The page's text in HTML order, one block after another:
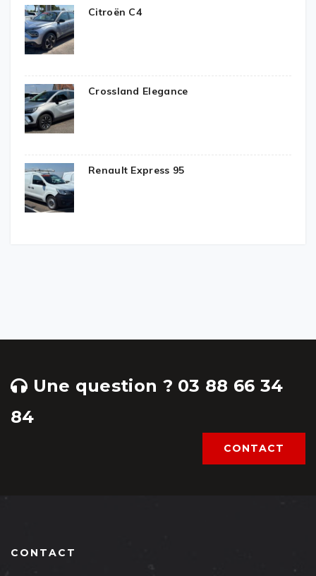
Citroën C4
Crossland Elegance
Renault Express 95
Une question ? 03 88 66 34
84
CONTACT
CONTACT